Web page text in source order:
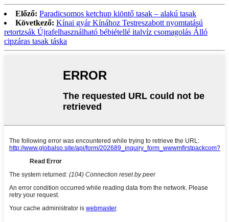
Előző: Paradicsomos ketchup kiöntő tasak – alakú tasak
Következő: Kínai gyár Kínához Testreszabott nyomtatású
retortzsák Újrafelhasználható bébiétellé italvíz csomagolás Álló
cipzáras tasak táska